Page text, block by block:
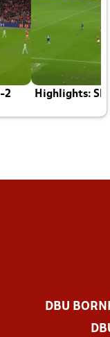
2 Highlights:
DBU